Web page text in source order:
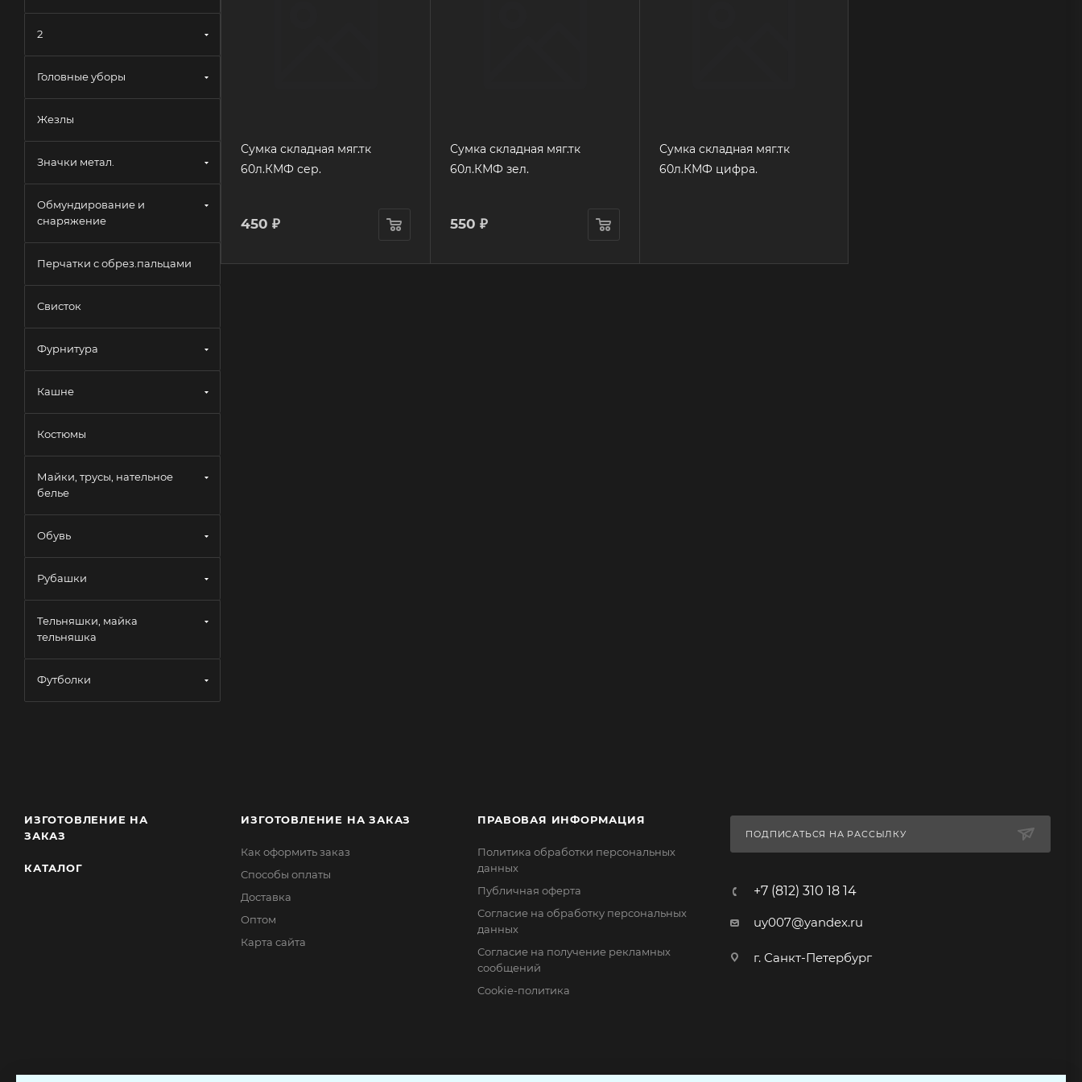
Сумка складная мяг.тк
60л.КМФ сер.
450 ₽
Сумка складная мяг.тк
60л.КМФ зел.
550 ₽
Сумка складная мяг.тк
60л.КМФ цифра.
2
Головные уборы
Жезлы
Значки метал.
Обмундирование и
снаряжение
Перчатки с обрез.пальцами
Свисток
Фурнитура
Кашне
Костюмы
Майки, трусы, нательное
белье
Обувь
Рубашки
Тельняшки, майка
тельняшка
Футболки
ИЗГОТОВЛЕНИЕ НА
ЗАКАЗ
КАТАЛОГ
ИЗГОТОВЛЕНИЕ НА ЗАКАЗ
Как оформить заказ
Способы оплаты
Доставка
Оптом
Карта сайта
ПРАВОВАЯ ИНФОРМАЦИЯ
Политика обработки персональных
данных
Публичная оферта
Согласие на обработку персональных
данных
Согласие на получение рекламных
сообщений
Cookie-политика
ПОДПИСАТЬСЯ НА РАССЫЛКУ
+7 (812) 310 18 14
uy007@yandex.ru
г. Санкт-Петербург